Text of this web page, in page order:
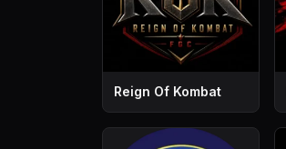
Reign Of Kombat